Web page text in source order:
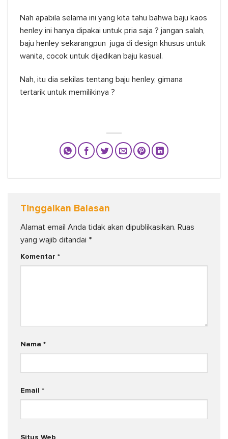
Nah apabila selama ini yang kita tahu bahwa baju kaos
henley ini hanya dipakai untuk pria saja ? jangan salah,
baju henley sekarangpun juga di design khusus untuk
wanita, cocok untuk dijadikan baju kasual.
Nah, itu dia sekilas tentang baju henley, gimana
tertarik untuk memilikinya ?
Tinggalkan Balasan
Alamat email Anda tidak akan dipublikasikan. Ruas
yang wajib ditandai *
Komentar *
Nama *
Email *
Situs Web